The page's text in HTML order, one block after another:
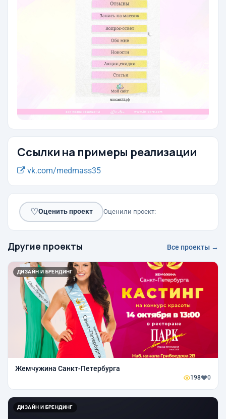
Ссылки на примеры реализации
vk.com/medmass35
♡Оценить проект Оценили проект:
Другие проекты Все проекты →
ДИЗАЙН И БРЕНДИНГ
Жемчужина Санкт-Петербурга
198 0
ДИЗАЙН И БРЕНДИНГ